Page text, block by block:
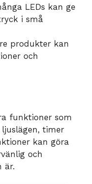
LEDs kan ge
i små
produkter kan
och
funktioner som
timer
kan göra
och
är.